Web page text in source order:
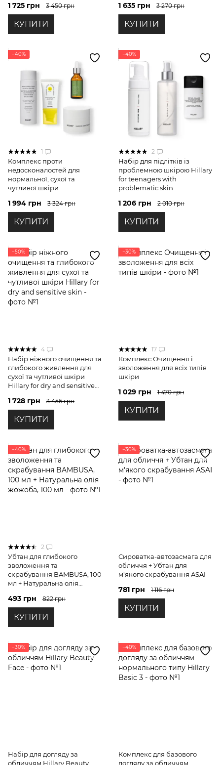
1 725 грн 3 450 грн
КУПИТИ
1 635 грн 3 270 грн
КУПИТИ
−40%
1
Комплекс проти
недосконалостей для
нормальної, сухої та
чутливої шкіри
1 994 грн 3 324 грн
КУПИТИ
−40%
2
Набір для підлітків із
проблемною шкірою Hillary
for teenagers with
problematic skin
1 206 грн 2 010 грн
КУПИТИ
−50%
4
Набір ніжного очищення та
глибокого живлення для
сухої та чутливої шкіри
Hillary for dry and sensitive
1 728 грн 3 456 грн
КУПИТИ
−30%
17
Комплекс Очищення і
зволоження для всіх типів
шкіри
1 029 грн 1 470 грн
КУПИТИ
−40%
2
Убтан для глибокого
зволоження та
скрабування BAMBUSA, 100
мл + Натуральна олія
493 грн 822 грн
КУПИТИ
−30%
Сироватка-автозасмага для
обличчя + Убтан для
м'якого скрабування ASAI
781 грн 1 116 грн
КУПИТИ
−30%
Набір для догляду за
обличчям Hillary Beauty
−40%
Комплекс для базового
догляду за обличчям